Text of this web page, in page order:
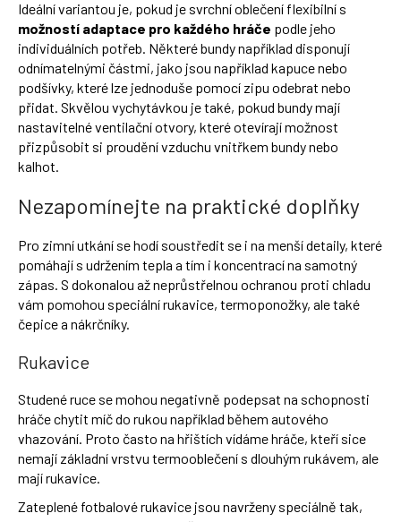
Ideální variantou je, pokud je svrchní oblečení flexibilní s
možností adaptace pro každého hráče podle jeho
individuálních potřeb. Některé bundy například disponují
odnímatelnými částmi, jako jsou například kapuce nebo
podšívky, které lze jednoduše pomocí zipu odebrat nebo
přidat. Skvělou vychytávkou je také, pokud bundy mají
nastavitelné ventilační otvory, které otevírají možnost
přizpůsobit si proudění vzduchu vnitřkem bundy nebo
kalhot.
Nezapomínejte na praktické doplňky
Pro zimní utkání se hodí soustředit se i na menší detaily, které
pomáhají s udržením tepla a tím i koncentrací na samotný
zápas. S dokonalou až neprůstřelnou ochranou proti chladu
vám pomohou speciální rukavice, termoponožky, ale také
čepice a nákrčníky.
Rukavice
Studené ruce se mohou negativně podepsat na schopnosti
hráče chytit míč do rukou například během autového
vhazování. Proto často na hřištích vídáme hráče, kteří sice
nemají základní vrstvu termooblečení s dlouhým rukávem, ale
mají rukavice.
Zateplené fotbalové rukavice jsou navrženy speciálně tak,